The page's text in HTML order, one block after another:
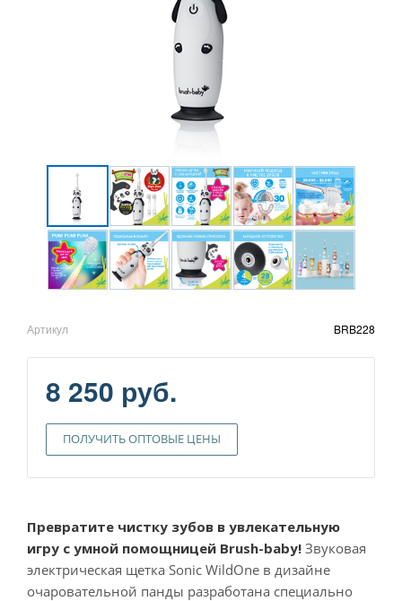
Артикул BRB228
8 250 руб.
ПОЛУЧИТЬ ОПТОВЫЕ ЦЕНЫ
Превратите чистку зубов в увлекательную
игру с умной помощницей Brush-baby! Звуковая
электрическая щетка Sonic WildOne в дизайне
очаровательной панды разработана специально